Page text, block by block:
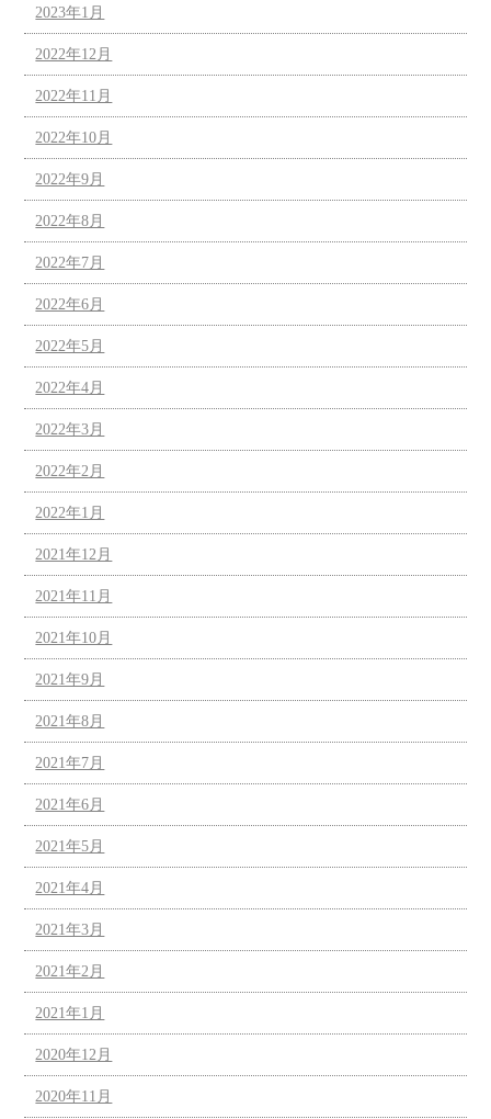
2023年1月
2022年12月
2022年11月
2022年10月
2022年9月
2022年8月
2022年7月
2022年6月
2022年5月
2022年4月
2022年3月
2022年2月
2022年1月
2021年12月
2021年11月
2021年10月
2021年9月
2021年8月
2021年7月
2021年6月
2021年5月
2021年4月
2021年3月
2021年2月
2021年1月
2020年12月
2020年11月